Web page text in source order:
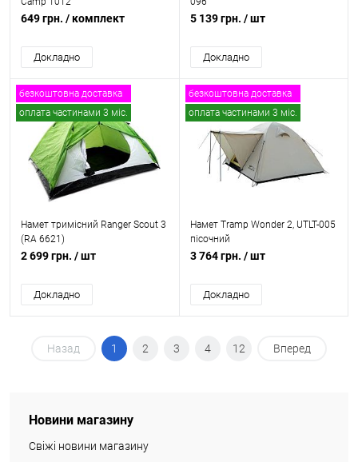
649 грн. / комплект
Докладно
5 139 грн. / шт
Докладно
безкоштовна доставка
оплата частинами 3 міс.
Намет тримісний Ranger Scout 3
(RA 6621)
2 699 грн. / шт
Докладно
безкоштовна доставка
оплата частинами 3 міс.
Намет Tramp Wonder 2, UTLT-005
пісочний
3 764 грн. / шт
Докладно
Назад 1 2 3 4 12 Вперед
Новини магазину
Свіжі новини магазину